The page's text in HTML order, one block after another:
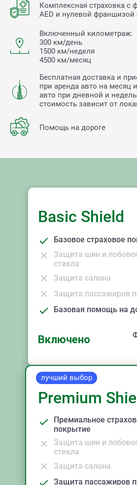
Комплексная страховка с
AED и нулевой франшизой
Включенный километраж:
300 км/день
1500 км/неделя
4500 км/месяц
Бесплатная доставка и
при аренда авто на месяц
авто при дневной и
стоимость зависит от
Помощь на дороге
Basic Shield
Базовое страховое
Защита шин и
стекла
Защита салона
Защита пассажиров
Базовая помощь на
Включено
лучший выбор
Premium
Премиальное
покрытие
Защита шин и
стекла
Защита салона
Защита пассажиров